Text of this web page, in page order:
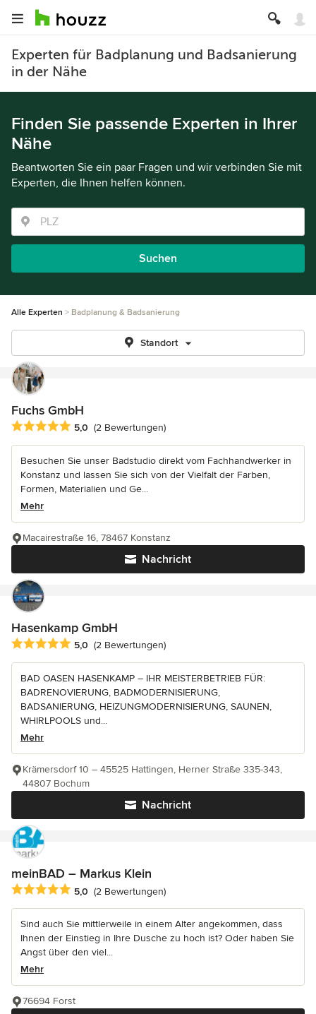
Experten für Badplanung und Badsanierung
in der Nähe
Finden Sie passende Experten in Ihrer
Nähe
Beantworten Sie ein paar Fragen und wir verbinden Sie mit
Experten, die Ihnen helfen können.
Suchen
Alle Experten Badplanung & Badsanierung
Standort
Fuchs GmbH
Durchschnittliche Bewertung: 5 von 5 Sternen
5,0 (2 Bewertungen)
Besuchen Sie unser Badstudio direkt vom Fachhandwerker in
Konstanz und lassen Sie sich von der Vielfalt der Farben,
Formen, Materialien und Ge...
Mehr
Nachricht
Macairestraße 16, 78467 Konstanz
Hasenkamp GmbH
Durchschnittliche Bewertung: 5 von 5 Sternen
5,0 (2 Bewertungen)
BAD OASEN HASENKAMP – IHR MEISTERBETRIEB FÜR:
BADRENOVIERUNG, BADMODERNISIERUNG,
BADSANIERUNG, HEIZUNGMODERNISIERUNG, SAUNEN,
WHIRLPOOLS und...
Mehr
Nachricht
Krämersdorf 10 – 45525 Hattingen, Herner Straße 335-343,
44807 Bochum
meinBAD – Markus Klein
Durchschnittliche Bewertung: 5 von 5 Sternen
5,0 (2 Bewertungen)
Sind auch Sie mittlerweile in einem Alter angekommen, dass
Ihnen der Einstieg in Ihre Dusche zu hoch ist? Oder haben Sie
Angst über den viel...
Mehr
76694 Forst